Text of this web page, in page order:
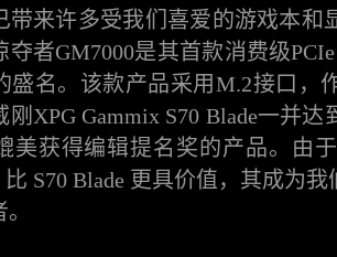
Recovery Tool
带来许多受我们喜爱的游戏本
夺者GM7000是其首款消费级
盛名。该款产品采用M.2接口，
刚XPG Gammix S70 Blade一并
美获得编辑提名奖的产品。由
比 S70 Blade 更具价值，其成为